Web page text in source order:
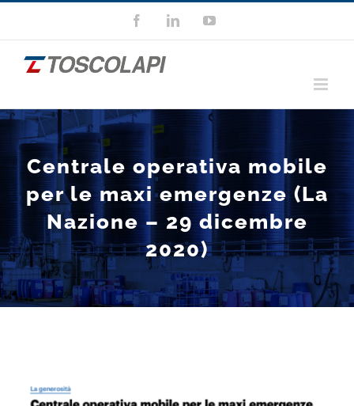
contenuto
FacebookLinkedInYouTube
Centrale operativa mobile
per le maxi emergenze (La
Nazione – 29 dicembre
2020)
Ingrandisci